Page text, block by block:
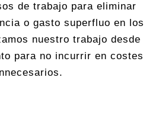
de trabajo para eliminar
o gasto superfluo en los
nuestro trabajo desde
para no incurrir en costes